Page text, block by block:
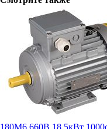
180M6 660В 18,5кВт